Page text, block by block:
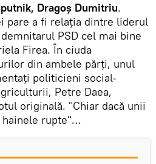
Dragoș Dumitriu.
pare a fi relația dintre liderul
PSD cel mai bine
Firea. În ciuda
din ambele părți, unul
politicieni social-
Petre Daea,
originală. "Chiar dacă unii
hainele rupte"…